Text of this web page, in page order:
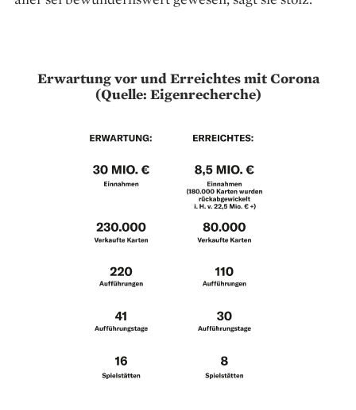
Erwartung vor und Erreichtes mit Corona
(Quelle: Eigenrecherche)